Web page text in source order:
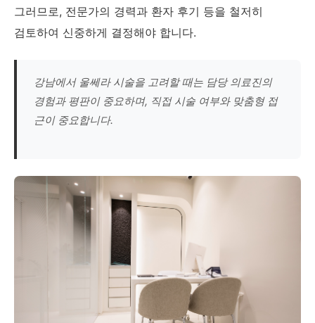
그러므로, 전문가의 경력과 환자 후기 등을 철저히
검토하여 신중하게 결정해야 합니다.
강남에서 울쎄라 시술을 고려할 때는 담당 의료진의
경험과 평판이 중요하며, 직접 시술 여부와 맞춤형 접
근이 중요합니다.